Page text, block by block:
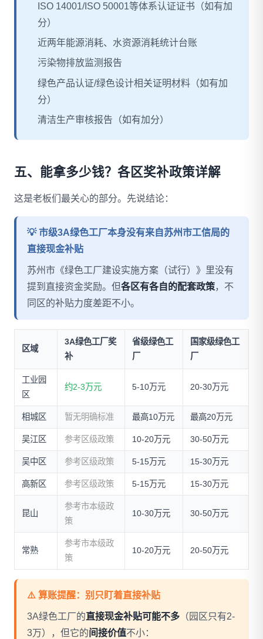
ISO 14001/ISO 50001等体系认证证书（如有加
分）
近两年能源消耗、水资源消耗统计台账
污染物排放监测报告
绿色产品认证/绿色设计相关证明材料（如有加
分）
清洁生产审核报告（如有加分）
五、能拿多少钱？各区奖补政策详解
这是老板们最关心的部分。先说结论：
💡 市级3A绿色工厂本身没有来自苏州市工信局的
直接现金补贴
苏州市《绿色工厂建设实施方案（试行）》里没有
提到直接资金奖励。但各区有各自的配套政策，不
同区的补贴力度差距不小。
区域
3A绿色工厂奖
补
省级绿色工
厂
国家级绿色工
厂
工业园
区
约2-3万元 5-10万元 20-30万元
相城区 暂无明确标准 最高10万元 最高20万元
吴江区 参考区级政策 10-20万元 30-50万元
吴中区 参考区级政策 5-15万元 15-30万元
高新区 参考区级政策 5-15万元 15-30万元
昆山
参考市本级政
策
10-30万元 30-50万元
常熟
参考市本级政
策
10-20万元 20-50万元
⚠️ 算账提醒：别只盯着直接补贴
3A绿色工厂的直接现金补贴可能不多 （园区只有2-
3万），但它的间接价值不小：